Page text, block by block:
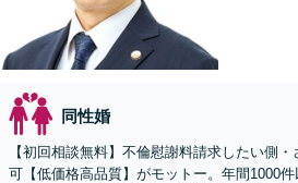
同性婚
【初回相談無料】不倫慰謝料請求したい側
可【低価格高品質】がモットー。年間1000